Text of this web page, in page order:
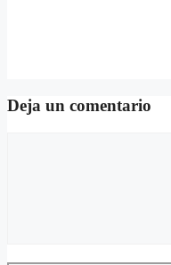
Deja un comentario